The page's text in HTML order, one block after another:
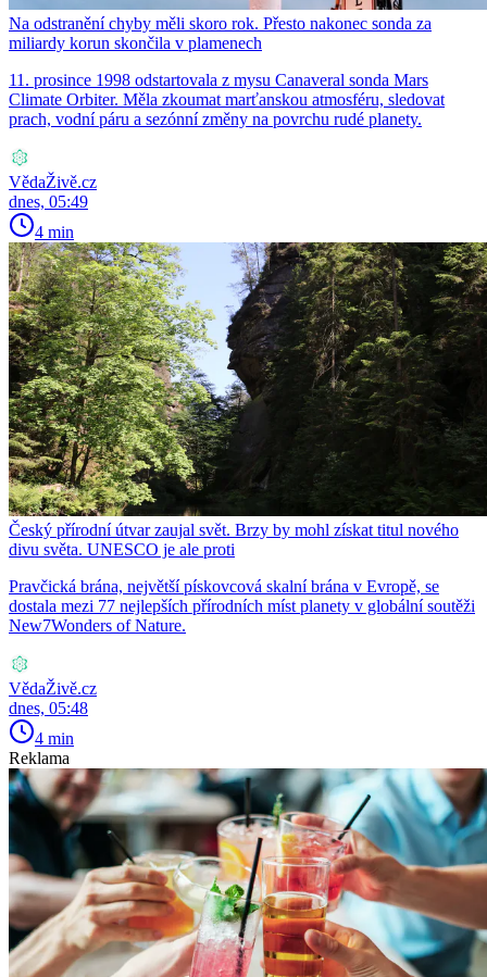
Na odstranění chyby měli skoro rok. Přesto nakonec sonda za
miliardy korun skončila v plamenech
11. prosince 1998 odstartovala z mysu Canaveral sonda Mars
Climate Orbiter. Měla zkoumat marťanskou atmosféru, sledovat
prach, vodní páru a sezónní změny na povrchu rudé planety.
VědaŽivě.cz
dnes, 05:49
4 min
Český přírodní útvar zaujal svět. Brzy by mohl získat titul nového
divu světa. UNESCO je ale proti
Pravčická brána, největší pískovcová skalní brána v Evropě, se
dostala mezi 77 nejlepších přírodních míst planety v globální soutěži
New7Wonders of Nature.
VědaŽivě.cz
dnes, 05:48
4 min
Reklama